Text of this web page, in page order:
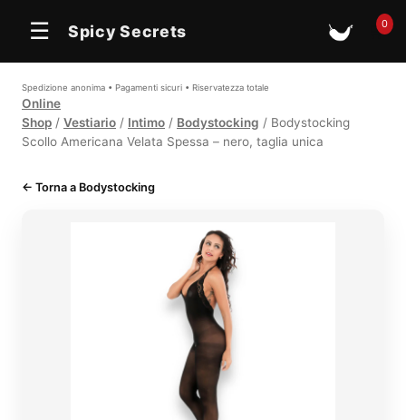
☰ Spicy Secrets 🛒0
Spedizione anonima • Pagamenti sicuri • Riservatezza totale
Online
Shop / Vestiario / Intimo / Bodystocking / Bodystocking
Scollo Americana Velata Spessa – nero, taglia unica
← Torna a Bodystocking
In